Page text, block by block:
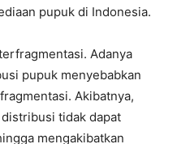
pupuk di Indonesia.
Adanya
pupuk menyebabkan
Akibatnya,
tidak dapat
mengakibatkan